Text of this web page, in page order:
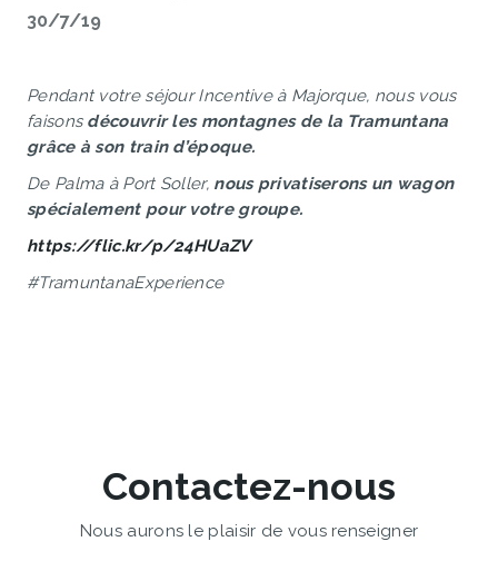
30/7/19
Pendant votre séjour Incentive à Majorque, nous vous
faisons découvrir les montagnes de la Tramuntana
grâce à son train d’époque.
De Palma à Port Soller, nous privatiserons un wagon
spécialement pour votre groupe.
https://flic.kr/p/24HUaZV
#TramuntanaExperience
Contactez-nous
Nous aurons le plaisir de vous renseigner